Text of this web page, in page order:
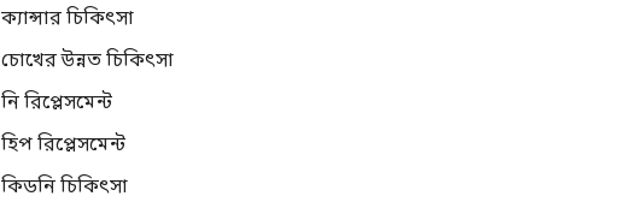
ক্যান্সার চিকিৎসা
চোখের উন্নত চিকিৎসা
নি রিপ্লেসমেন্ট
হিপ রিপ্লেসমেন্ট
কিডনি চিকিৎসা